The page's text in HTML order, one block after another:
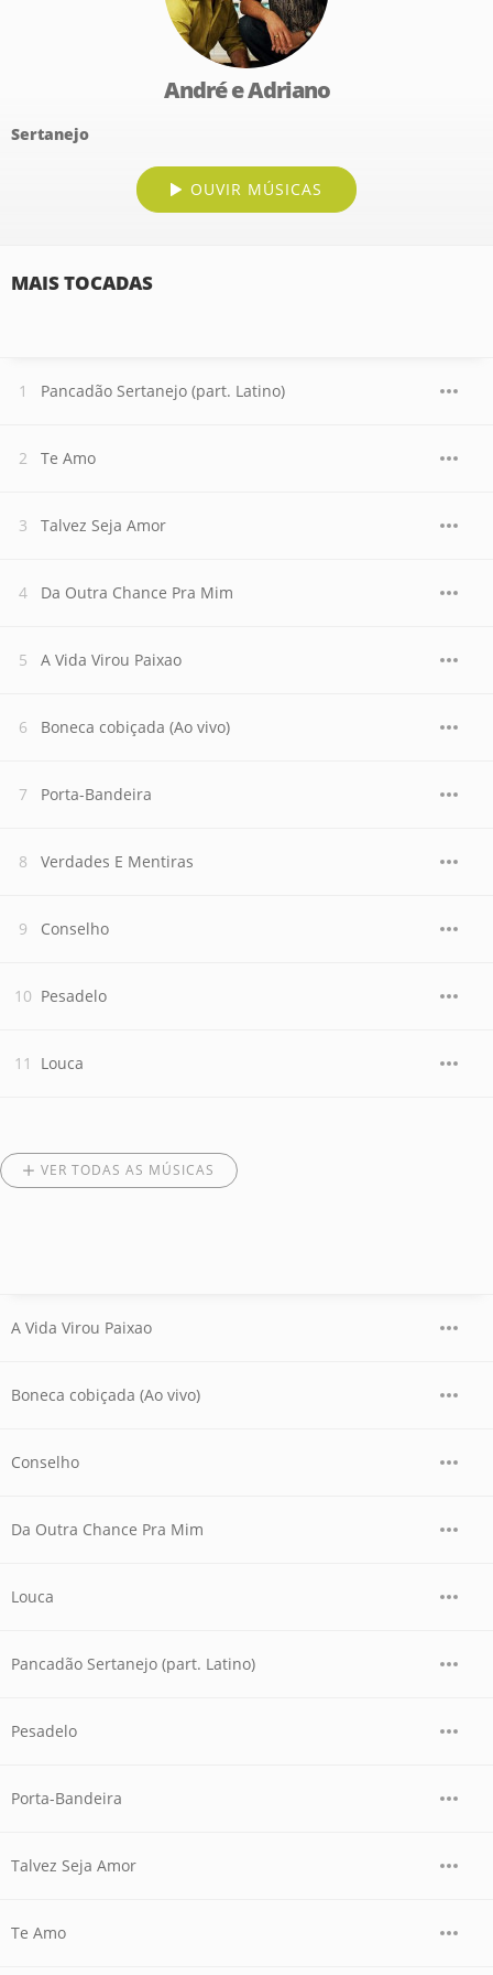
André e Adriano
Sertanejo
OUVIR MÚSICAS
MAIS TOCADAS
Pancadão Sertanejo (part. Latino)
Te Amo
Talvez Seja Amor
Da Outra Chance Pra Mim
A Vida Virou Paixao
Boneca cobiçada (Ao vivo)
Porta-Bandeira
Verdades E Mentiras
Conselho
Pesadelo
Louca
VER TODAS AS MÚSICAS
A Vida Virou Paixao
Boneca cobiçada (Ao vivo)
Conselho
Da Outra Chance Pra Mim
Louca
Pancadão Sertanejo (part. Latino)
Pesadelo
Porta-Bandeira
Talvez Seja Amor
Te Amo